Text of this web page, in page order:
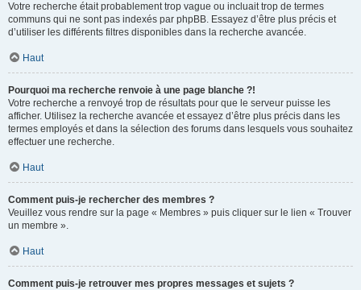
Votre recherche était probablement trop vague ou incluait trop de termes
communs qui ne sont pas indexés par phpBB. Essayez d’être plus précis et
d’utiliser les différents filtres disponibles dans la recherche avancée.
Haut
Pourquoi ma recherche renvoie à une page blanche ?!
Votre recherche a renvoyé trop de résultats pour que le serveur puisse les
afficher. Utilisez la recherche avancée et essayez d’être plus précis dans les
termes employés et dans la sélection des forums dans lesquels vous souhaitez
effectuer une recherche.
Haut
Comment puis-je rechercher des membres ?
Veuillez vous rendre sur la page « Membres » puis cliquer sur le lien « Trouver
un membre ».
Haut
Comment puis-je retrouver mes propres messages et sujets ?